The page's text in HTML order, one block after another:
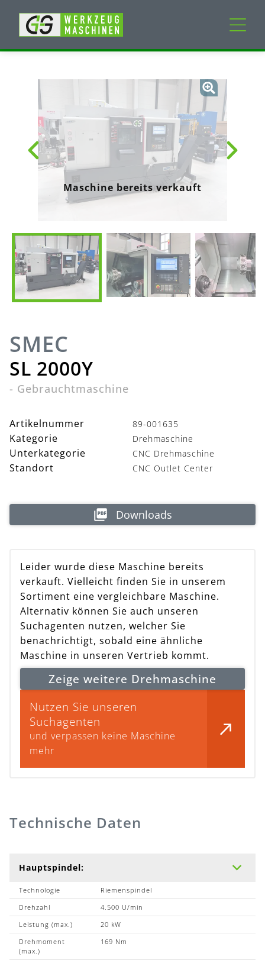
Neumaschinen
Gebrauchtmaschinen
Dienstleistungen
Unternehmen
Mein Konto
Maschine bereits verkauft
SMEC
SL 2000Y
- Gebrauchtmaschine
Artikelnummer 89-001635
Kategorie Drehmaschine
Unterkategorie CNC Drehmaschine
Standort CNC Outlet Center
Downloads
Leider wurde diese Maschine bereits
verkauft. Vielleicht finden Sie in unserem
Sortiment eine vergleichbare Maschine.
Alternativ können Sie auch unseren
Suchagenten nutzen, welcher Sie
benachrichtigt, sobald eine ähnliche
Maschine in unseren Vertrieb kommt.
Zeige weitere Drehmaschine
Nutzen Sie unseren
Suchagenten
und verpassen keine Maschine
mehr
Technische Daten
Hauptspindel:
Technologie
Riemenspindel
Drehzahl
4.500 U/min
Leistung (max.)
20 kW
Drehmoment
(max.)
169 Nm